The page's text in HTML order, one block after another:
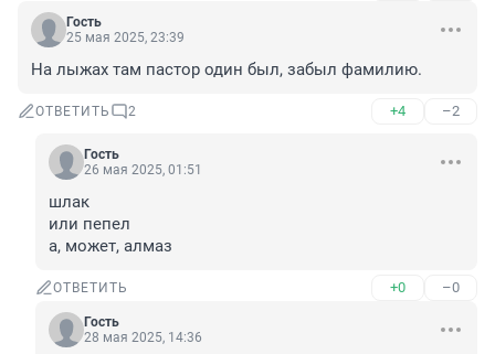
Гость
25 мая 2025, 23:39
На лыжах там пастор один был, забыл фамилию.
ОТВЕТИТЬ 2 +4 –2
Гость
26 мая 2025, 01:51
шлак
или пепел
а, может, алмаз
ОТВЕТИТЬ +0 –0
Гость
28 мая 2025, 14:36